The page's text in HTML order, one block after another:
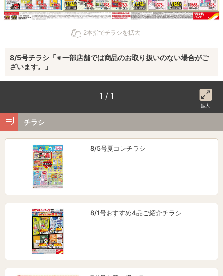
2本指でチラシを拡大
8/5号チラシ「※一部店舗では商品のお取り扱いのない場合がご
ざいます。」
1 / 1
拡大
チラシ
8/5号夏コレチラシ
8/1号おすすめ4品ご紹介チラシ